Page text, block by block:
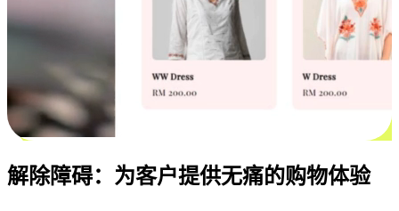
解除障碍：为客户提供无痛的购物体验